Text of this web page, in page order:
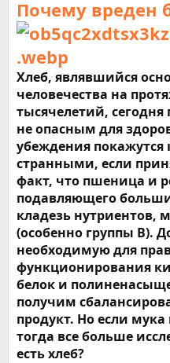
Почему вреден
Хлеб, являвшийся
человечества на
тысячелетий, сегодня
не опасным для
убеждения
странными, если
факт, что пшеница и
подавляющего
кладезь нутриентов,
(особенно группы В).
необходимую для
функционирования
белок и
получим
продукт. Но если
тогда все больше
есть хлеб?